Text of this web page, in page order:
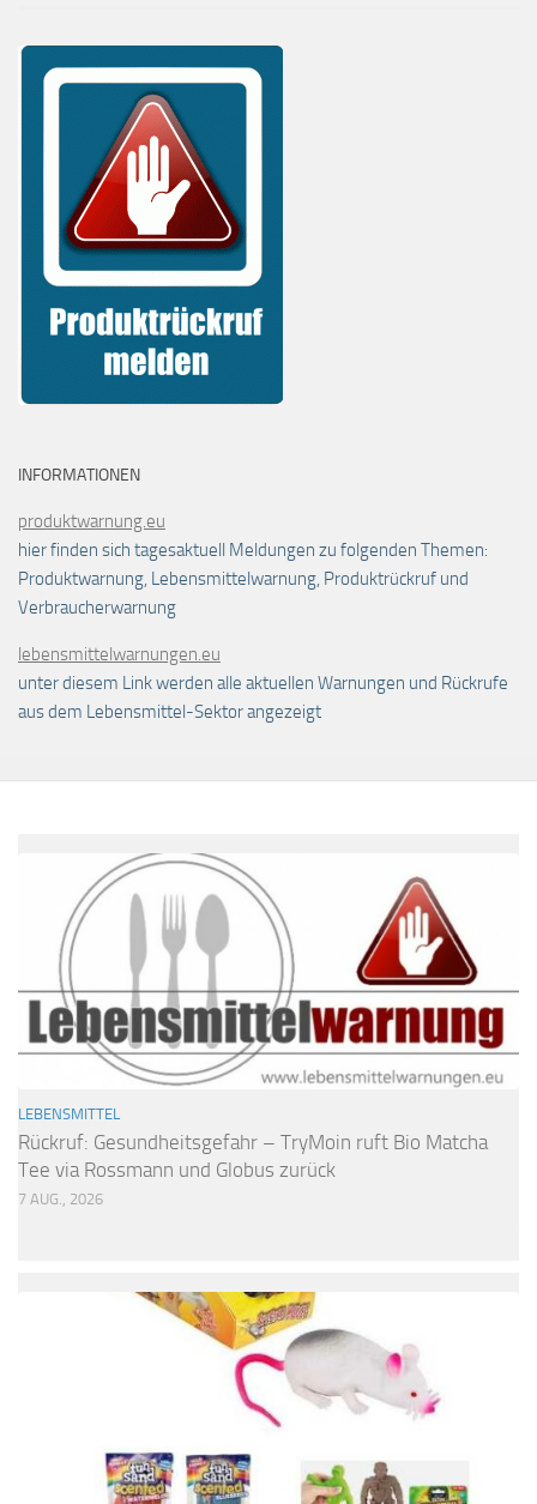
INFORMATIONEN
produktwarnung.eu
hier finden sich tagesaktuell Meldungen zu folgenden Themen:
Produktwarnung, Lebensmittelwarnung, Produktrückruf und
Verbraucherwarnung
lebensmittelwarnungen.eu
unter diesem Link werden alle aktuellen Warnungen und Rückrufe
aus dem Lebensmittel-Sektor angezeigt
LEBENSMITTEL
Rückruf: Gesundheitsgefahr – TryMoin ruft Bio Matcha
Tee via Rossmann und Globus zurück
7 AUG., 2026